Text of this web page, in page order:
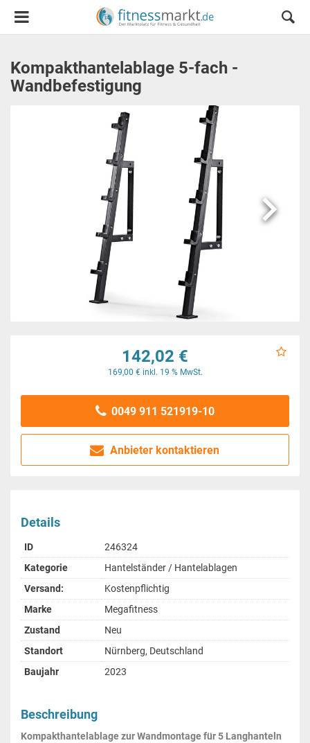
Kompakthantelablage 5-fach -
Wandbefestigung

142,02 €
169,00 € inkl. 19 % MwSt.
0049 911 521919-10
Anbieter kontaktieren
Details
ID
246324
Kategorie
Hantelständer / Hantelablagen
Versand:
Kostenpflichtig
Marke
Megafitness
Zustand
Neu
Standort
Nürnberg, Deutschland
Baujahr
2023
Beschreibung
Kompakthantelablage zur Wandmontage für 5 Langhanteln